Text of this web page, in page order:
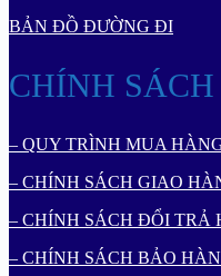
BẢN ĐỒ ĐƯỜNG ĐI
CHÍNH
– QUY TRÌNH MUA
– CHÍNH SÁCH GIAO
– CHÍNH SÁCH ĐỔI TRẢ
– CHÍNH SÁCH BẢO